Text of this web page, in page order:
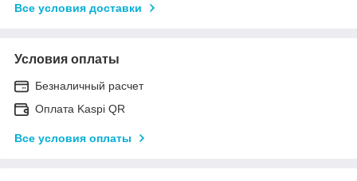
Все условия доставки
Условия оплаты
Безналичный расчет
Оплата Kaspi QR
Все условия оплаты